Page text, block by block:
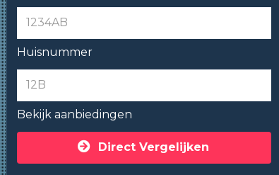
Huisnummer
Bekijk aanbiedingen
Direct Vergelijken